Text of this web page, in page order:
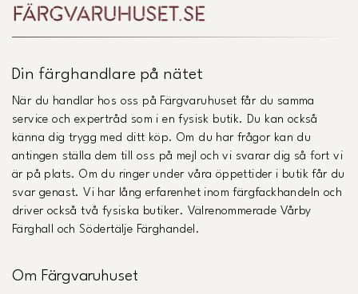
Din färghandlare på nätet
När du handlar hos oss på Färgvaruhuset får du samma
service och expertråd som i en fysisk butik. Du kan också
känna dig trygg med ditt köp. Om du har frågor kan du
antingen ställa dem till oss på mejl och vi svarar dig så fort vi
är på plats. Om du ringer under våra öppettider i butik får du
svar genast. Vi har lång erfarenhet inom färgfackhandeln och
driver också två fysiska butiker. Välrenommerade Vårby
Färghall och Södertälje Färghandel.
Om Färgvaruhuset